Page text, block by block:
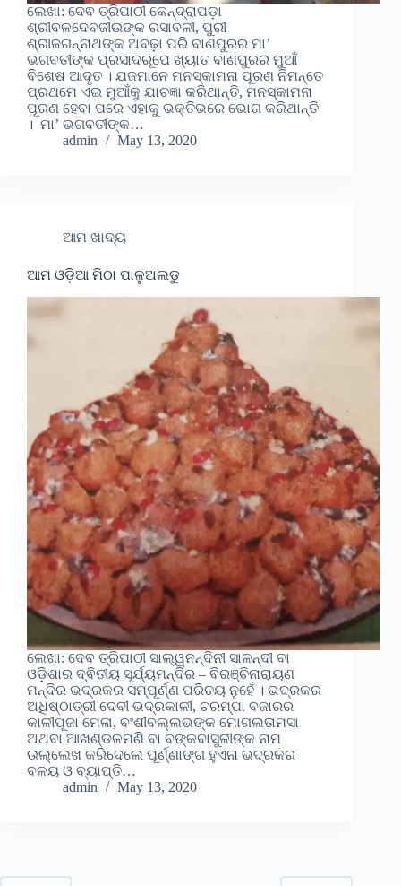
ଲେଖା: ଦେଵ ତ୍ରିପାଠୀ କେନ୍ଦ୍ରାପଡ଼ା
ଶ୍ରୀବଳଦେବଜୀଉଙ୍କ ରସାବଳୀ, ପୁରୀ
ଶ୍ରୀଜଗନ୍ନାଥଙ୍କ ଅବଢ଼ା ପରି ବାଣପୁରର ମା’
ଭଗବତୀଙ୍କ ପ୍ରସାଦରୂପେ ଖ୍ୟାତ ବାଣପୁରର ମୁଆଁ
ବିଶେଷ ଆଦୃତ । ଯଜମାନେ ମନସ୍କାମନା ପୂରଣ ନିମନ୍ତେ
ପ୍ରଥମେ ଏଇ ମୁଆଁକୁ ଯାଚଜ୍ଞା କରିଥାନ୍ତି, ମନସ୍କାମନା
ପୂରଣ ହେବା ପରେ ଏହାକୁ ଭକ୍ତିଭରେ ଭୋଗ କରିଥାନ୍ତି
। ମା’ ଭଗବତୀଙ୍କ…
admin
May 13, 2020
ଆମ ଖାଦ୍ୟ
ଆମ ଓଡ଼ିଆ ମିଠା ପାଳୁଅଲଡୁ
ଲେଖା: ଦେଵ ତ୍ରିପାଠୀ ସାଲ୍ୱନନ୍ଦିନୀ ସାଳନ୍ଦୀ ବା
ଓଡ଼ିଶାର ଦ୍ଵିତୀୟ ସୂର୍ଯ୍ୟମନ୍ଦିର – ବିରଞ୍ଚିନାରାୟଣ
ମନ୍ଦିର ଭଦ୍ରକର ସମ୍ପୂର୍ଣ୍ଣ ପରିଚୟ ନୁହେଁ । ଭଦ୍ରକର
ଅଧିଷ୍ଠାତ୍ରୀ ଦେବୀ ଭଦ୍ରକାଳୀ, ଚରମ୍ପା ବଜାରର
କାଳୀପୂଜା ମେଳା, ବଂଶୀବଲ୍ଲଭଙ୍କ ମୋଗଲତାମସା
ଅଥବା ଆଖଣ୍ଡଳମଣି ବା ବଙ୍କବାସୁଳୀଙ୍କ ନାମ
ଉଲ୍ଲେଖ କରିଦେଲେ ପୂର୍ଣ୍ଣାଙ୍ଗ ହୁଏନା ଭଦ୍ରକର
ବଳୟ ଓ ବ୍ୟାପ୍ତି…
admin
May 13, 2020